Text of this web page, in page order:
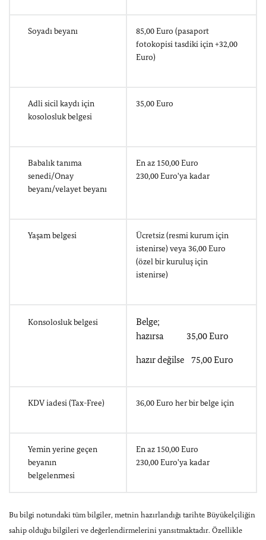
Soyadı beyanı
85,00 Euro (pasaport
fotokopisi tasdiki için +32,00
Euro)
Adli sicil kaydı için
kosolosluk belgesi
35,00 Euro
Babalık tanıma
senedi/Onay
beyanı/velayet beyanı
En az 150,00 Euro
230,00 Euro'ya kadar
Yaşam belgesi
Ücretsiz (resmi kurum için
istenirse) veya 36,00 Euro
(özel bir kuruluş için
istenirse)
Konsolosluk belgesi
Belge;
hazırsa 35,00 Euro
hazır değilse 75,00 Euro
KDV iadesi (Tax-Free) 36,00 Euro her bir belge için
Yemin yerine geçen
beyanın
belgelenmesi
En az 150,00 Euro
230,00 Euro'ya kadar
Bu bilgi notundaki tüm bilgiler, metnin hazırlandığı tarihte Büyükelçiliğin
sahip olduğu bilgileri ve değerlendirmelerini yansıtmaktadır. Özellikle